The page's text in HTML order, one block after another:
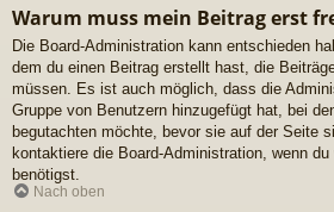
Warum muss mein Beitrag erst
Die Board-Administration kann entschieden
dem du einen Beitrag erstellt hast, die
müssen. Es ist auch möglich, dass die
Gruppe von Benutzern hinzugefügt hat, bei
begutachten möchte, bevor sie auf der Seite
kontaktiere die Board-Administration, wenn
benötigst.
Nach oben